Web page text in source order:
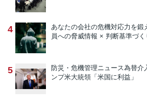
4 あなたの会社の危機対応力を鍛
員への脅威情報 × 判断基準づ
5 防災・危機管理ニュース為替介
ンプ米大統領「米国に利益」